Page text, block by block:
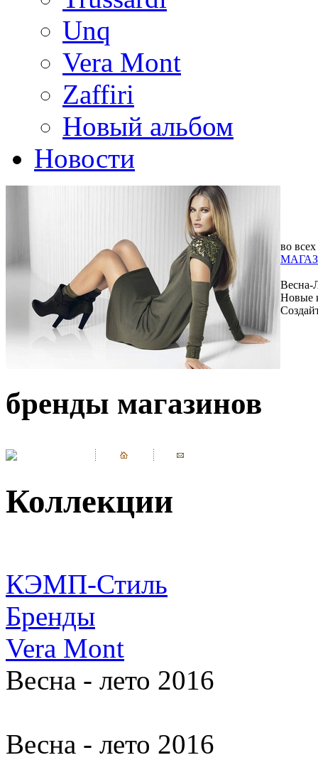
Unq
Vera Mont
Zaffiri
Новый альбом
Новости
во всех
Весна-
Новые
бренды магазинов
Коллекции
КЭМП-Стиль
Бренды
Vera Mont
Весна - лето 2016
Весна - лето 2016